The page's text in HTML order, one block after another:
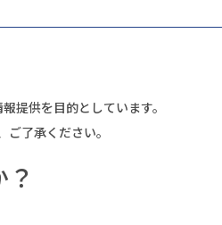
提供を目的としています。
了承ください。